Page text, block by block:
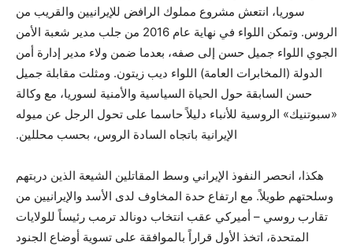
سوريا، انتعش مشروع مملوك الرافض للإيرانيين والقريب من
الروس. وتمكن اللواء في نهاية عام 2016 من جلب مدير شعبة الأمن
الجوي اللواء جميل حسن إلى صفه، بعدما ضمن ولاء مدير إدارة أمن
الدولة (المخابرات العامة) اللواء ديب زيتون. ومثلت مقابلة جميل
حسن السابقة حول الحياة السياسية والأمنية لسوريا، مع وكالة
«سبوتنيك» الروسية للأنباء دليلاً حاسما على تحول الرجل عن ميوله
الإيرانية باتجاه السادة الروس، بحسب محللين.
هكذا، انحصر النفوذ الإيراني وسط المقاتلين الشيعة الذين دربتهم
وسلحتهم طويلاً. مع ارتفاع حدة المخاوف لدى الأسد والإيرانيين من
تقارب روسي – أميركي عقب انتخاب دونالد ترمب رئيساً للولايات
المتحدة، اتخذ الأول قراراً بالموافقة على تسوية أوضاع الجنود